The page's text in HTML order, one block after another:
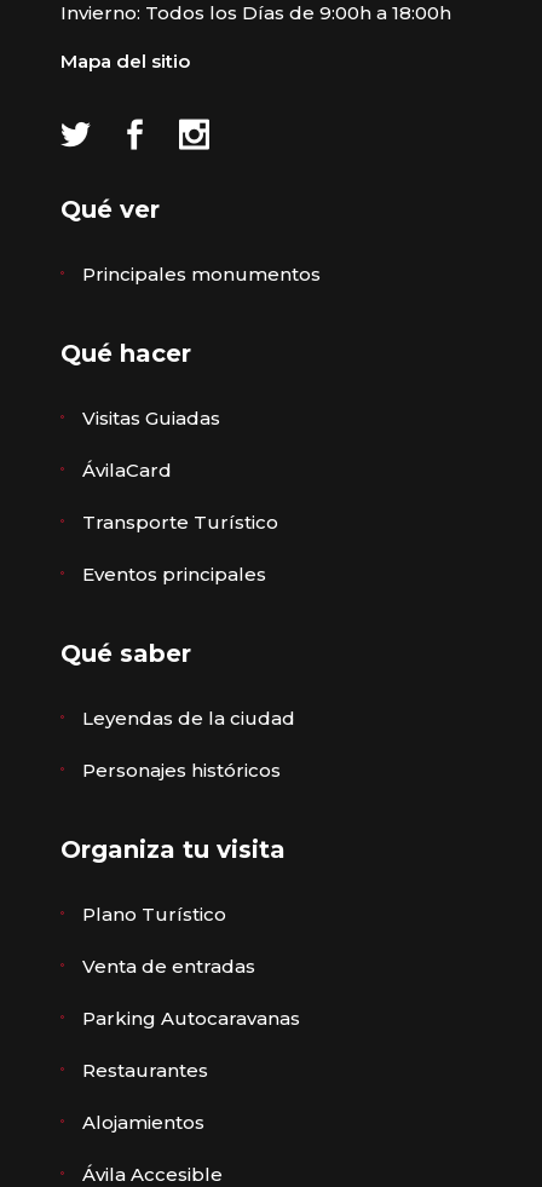
Invierno: Todos los Días de 9:00h a 18:00h
Mapa del sitio
Qué ver
Principales monumentos
Qué hacer
Visitas Guiadas
ÁvilaCard
Transporte Turístico
Eventos principales
Qué saber
Leyendas de la ciudad
Personajes históricos
Organiza tu visita
Plano Turístico
Venta de entradas
Parking Autocaravanas
Restaurantes
Alojamientos
Ávila Accesible